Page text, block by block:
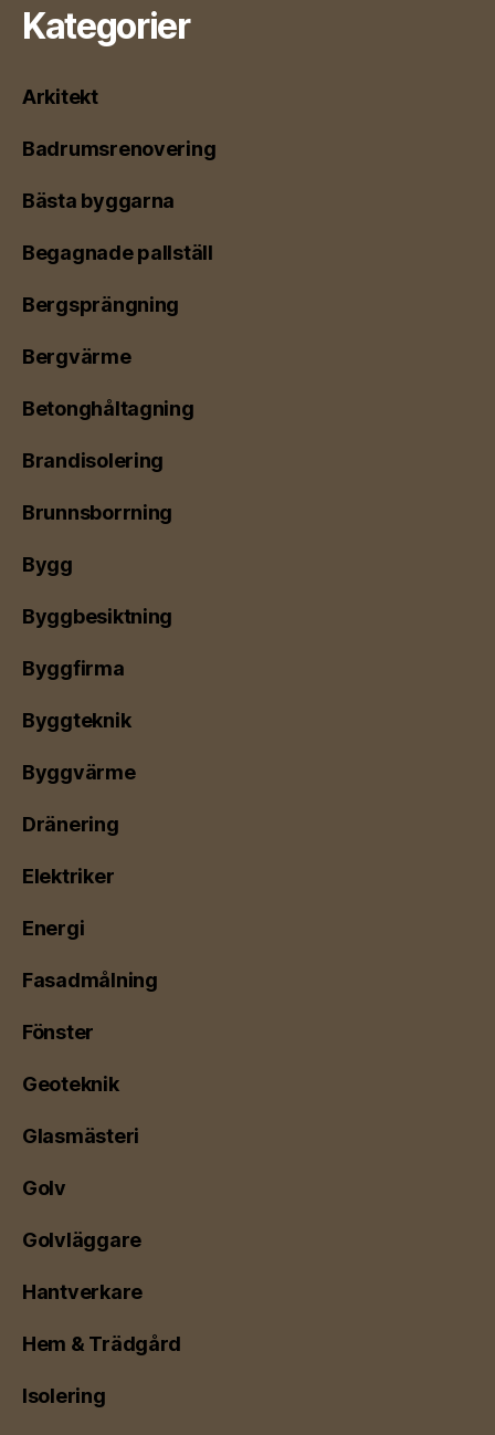
Kategorier
Arkitekt
Badrumsrenovering
Bästa byggarna
Begagnade pallställ
Bergsprängning
Bergvärme
Betonghåltagning
Brandisolering
Brunnsborrning
Bygg
Byggbesiktning
Byggfirma
Byggteknik
Byggvärme
Dränering
Elektriker
Energi
Fasadmålning
Fönster
Geoteknik
Glasmästeri
Golv
Golvläggare
Hantverkare
Hem & Trädgård
Isolering